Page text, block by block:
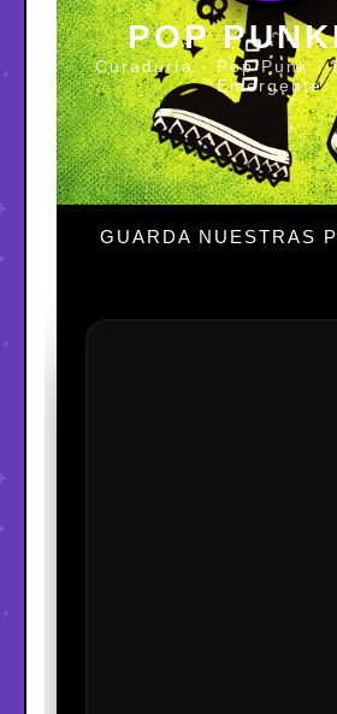
POP
Curaduría · Pop Punk ·
Emergente
GUARDA NUESTRAS